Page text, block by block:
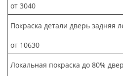
от 3040
Покраска детали дверь задняя
от 10630
Локальная покраска до 80%